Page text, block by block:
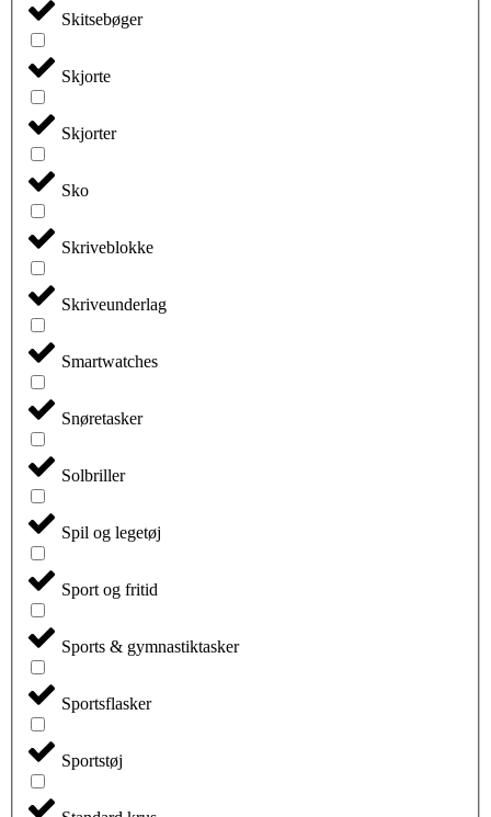
Skitsebøger
Skjorte
Skjorter
Sko
Skriveblokke
Skriveunderlag
Smartwatches
Snøretasker
Solbriller
Spil og legetøj
Sport og fritid
Sports & gymnastiktasker
Sportsflasker
Sportstøj